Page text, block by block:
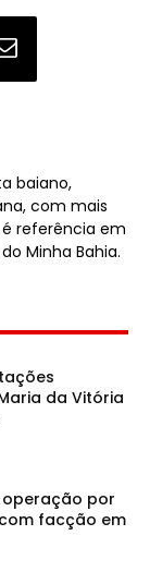
baiano,
com mais
é referência em
Minha Bahia.
da Vitória
por
facção em